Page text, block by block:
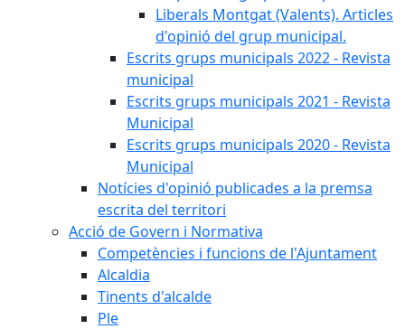
Liberals Montgat (Valents). Articles
d'opinió del grup municipal.
Escrits grups municipals 2022 - Revista
municipal
Escrits grups municipals 2021 - Revista
Municipal
Escrits grups municipals 2020 - Revista
Municipal
Notícies d'opinió publicades a la premsa
escrita del territori
Acció de Govern i Normativa
Competències i funcions de l'Ajuntament
Alcaldia
Tinents d'alcalde
Ple